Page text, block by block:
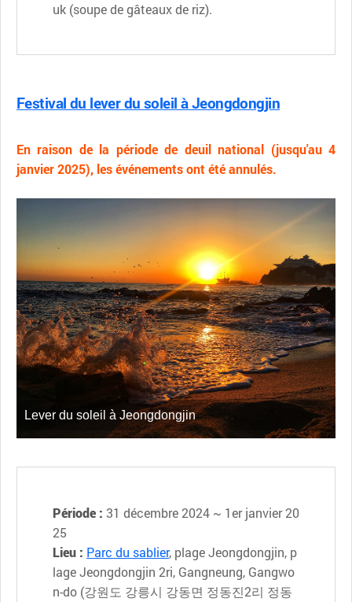
uk (soupe de gâteaux de riz).
Festival du lever du soleil à Jeongdongjin
En raison de la période de deuil national (jusqu'au 4
janvier 2025), les événements ont été annulés.
Lever du soleil à Jeongdongjin
Période : 31 décembre 2024 ~ 1er janvier 20
25
Lieu : Parc du sablier, plage Jeongdongjin, p
lage Jeongdongjin 2ri, Gangneung, Gangwo
n-do (강원도 강릉시 강동면 정동진2리 정동